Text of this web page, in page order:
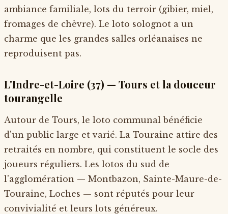
ambiance familiale, lots du terroir (gibier, miel,
fromages de chèvre). Le loto solognot a un
charme que les grandes salles orléanaises ne
reproduisent pas.
L'Indre-et-Loire (37) — Tours et la douceur
tourangelle
Autour de Tours, le loto communal bénéficie
d'un public large et varié. La Touraine attire des
retraités en nombre, qui constituent le socle des
joueurs réguliers. Les lotos du sud de
l'agglomération — Montbazon, Sainte-Maure-de-
Touraine, Loches — sont réputés pour leur
convivialité et leurs lots généreux.